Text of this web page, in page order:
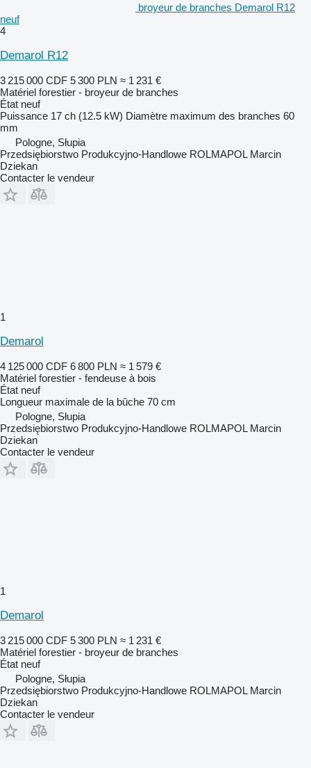
broyeur de branches Demarol R12
neuf
4
Demarol R12
3 215 000 CDF 5 300 PLN ≈ 1 231 €
Matériel forestier - broyeur de branches
État neuf
Puissance 17 ch (12.5 kW) Diamètre maximum des branches 60
mm
Pologne, Słupia
Przedsiębiorstwo Produkcyjno-Handlowe ROLMAPOL Marcin
Dziekan
Contacter le vendeur
1
Demarol
4 125 000 CDF 6 800 PLN ≈ 1 579 €
Matériel forestier - fendeuse à bois
État neuf
Longueur maximale de la bûche 70 cm
Pologne, Słupia
Przedsiębiorstwo Produkcyjno-Handlowe ROLMAPOL Marcin
Dziekan
Contacter le vendeur
1
Demarol
3 215 000 CDF 5 300 PLN ≈ 1 231 €
Matériel forestier - broyeur de branches
État neuf
Pologne, Słupia
Przedsiębiorstwo Produkcyjno-Handlowe ROLMAPOL Marcin
Dziekan
Contacter le vendeur